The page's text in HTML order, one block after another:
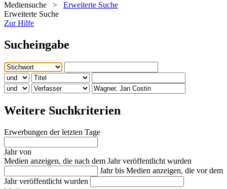
Mediensuche > Erweiterte Suche
Erweiterte Suche
Zur Hilfe
Sucheingabe
Weitere Suchkriterien
Erwerbungen der letzten Tage
Jahr von
Medien anzeigen, die nach dem Jahr veröffentlicht wurden
Jahr bis Medien anzeigen, die vor dem
Jahr veröffentlicht wurden